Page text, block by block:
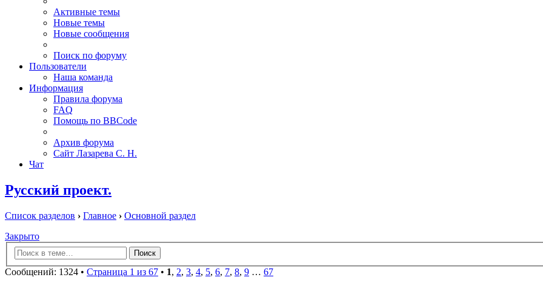
Активные темы
Новые темы
Новые сообщения
Поиск по форуму
Пользователи
Наша команда
Информация
Правила форума
FAQ
Помощь по BBCode
Архив форума
Сайт Лазарева С. Н.
Чат
Русский проект.
Список разделов › Главное › Основной раздел
Закрыто
Сообщений: 1324 • Страница 1 из 67 • 1, 2, 3, 4, 5, 6, 7, 8, 9 … 67